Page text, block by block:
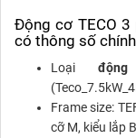
Động cơ TECO
có thông số
Loại
Frame size:
cỡ M, kiểu lắp